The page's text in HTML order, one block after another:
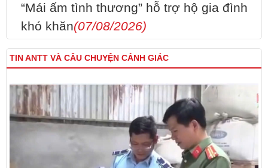
“Mái ấm tình thương” hỗ trợ hộ gia đình
khó khăn(07/08/2026)
TIN ANTT VÀ CÂU CHUYỆN CẢNH GIÁC